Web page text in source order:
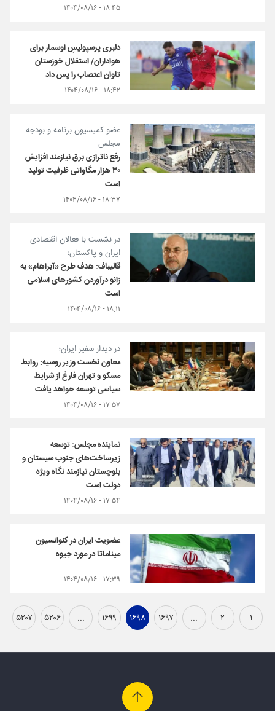
۱۸:۴۵ - ۱۴۰۴/۰۸/۱۶
دلبری پرسپولیسِ اوسمار برای
هواداران/ استقلال خوزستان
تاوان اعتصاب را پس داد
۱۸:۴۲ - ۱۴۰۴/۰۸/۱۶
عضو کمیسیون برنامه و بودجه
مجلس:
رفع ناترازی برق نیازمند افزایش
۳۰ هزار مگاواتی ظرفیت تولید
است
۱۸:۳۷ - ۱۴۰۴/۰۸/۱۶
در نشست با فعالان اقتصادی
ایران و پاکستان؛
قالیباف: هدف طرح «آبراهام» به
زانو درآوردن کشورهای اسلامی
است
۱۸:۱۱ - ۱۴۰۴/۰۸/۱۶
در دیدار سفیر ایران؛
معاون نخست وزیر روسیه: روابط
مسکو و تهران فارغ از شرایط
سیاسی توسعه خواهد یافت
۱۷:۵۷ - ۱۴۰۴/۰۸/۱۶
نماینده مجلس: توسعه
زیرساخت‌های جنوب سیستان و
بلوچستان نیازمند نگاه ویژه
دولت است
۱۷:۵۴ - ۱۴۰۴/۰۸/۱۶
عضویت ایران در کنوانسیون
میناماتا در مورد جیوه
۱۷:۳۹ - ۱۴۰۴/۰۸/۱۶
۱ ۲ ... ۱۶۹۷ ۱۶۹۸ ۱۶۹۹ ... ۵۲۰۶ ۵۲۰۷